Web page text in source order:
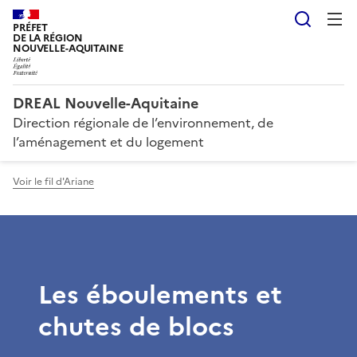
PRÉFET
DE LA RÉGION
NOUVELLE-AQUITAINE
DREAL Nouvelle-Aquitaine
Direction régionale de l’environnement, de
l’aménagement et du logement
Voir le fil d'Ariane
Les éboulements et
chutes de blocs